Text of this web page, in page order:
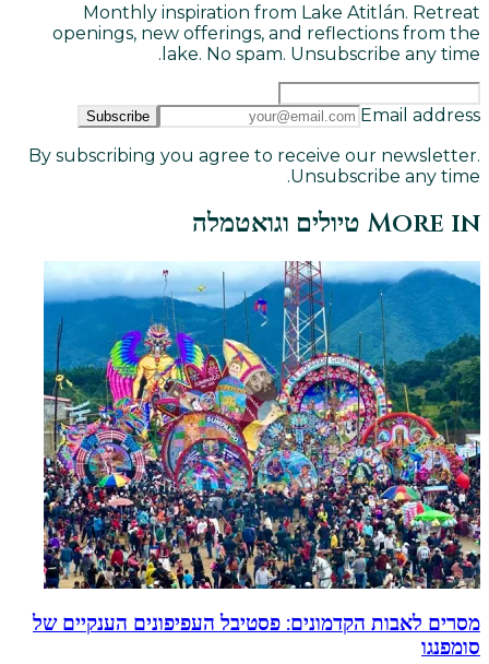
Monthly inspiration from Lake Atitlán. Retreat
openings, new offerings, and reflections from the
lake. No spam. Unsubscribe any time.
Email address
Subscribe
By subscribing you agree to receive our newsletter.
Unsubscribe any time.
More in טיולים וגואטמלה
מסרים לאבות הקדמונים: פסטיבל העפיפונים הענקיים של
סומפנגו